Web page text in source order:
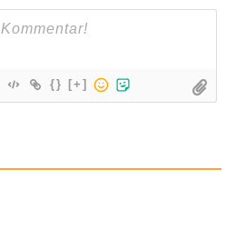
{} [+]